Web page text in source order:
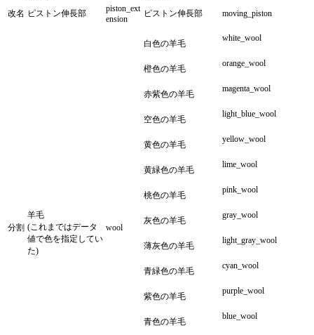
改名 ピストン伸長部
piston_ext
ension
ピストン伸長部 moving_piston
分割
羊毛
(これまではデータ
値で色を指定してい
た)
wool
白色の羊毛
white_wool
橙色の羊毛
orange_wool
赤紫色の羊毛
magenta_wool
空色の羊毛
light_blue_wool
黄色の羊毛
yellow_wool
黄緑色の羊毛
lime_wool
桃色の羊毛
pink_wool
灰色の羊毛
gray_wool
薄灰色の羊毛
light_gray_wool
青緑色の羊毛
cyan_wool
紫色の羊毛
purple_wool
青色の羊毛
blue_wool